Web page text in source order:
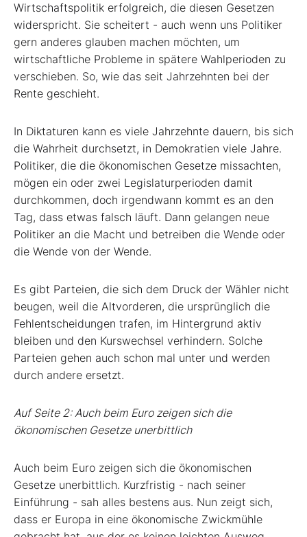
Wirtschaftspolitik erfolgreich, die diesen Gesetzen
widerspricht. Sie scheitert - auch wenn uns Politiker
gern anderes glauben machen möchten, um
wirtschaftliche Probleme in spätere Wahlperioden zu
verschieben. So, wie das seit Jahrzehnten bei der
Rente geschieht.
In Diktaturen kann es viele Jahrzehnte dauern, bis sich
die Wahrheit durchsetzt, in Demokratien viele Jahre.
Politiker, die die ökonomischen Gesetze missachten,
mögen ein oder zwei Legislaturperioden damit
durchkommen, doch irgendwann kommt es an den
Tag, dass etwas falsch läuft. Dann gelangen neue
Politiker an die Macht und betreiben die Wende oder
die Wende von der Wende.
Es gibt Parteien, die sich dem Druck der Wähler nicht
beugen, weil die Altvorderen, die ursprünglich die
Fehlentscheidungen trafen, im Hintergrund aktiv
bleiben und den Kurswechsel verhindern. Solche
Parteien gehen auch schon mal unter und werden
durch andere ersetzt.
Auf Seite 2: Auch beim Euro zeigen sich die
ökonomischen Gesetze unerbittlich
Auch beim Euro zeigen sich die ökonomischen
Gesetze unerbittlich. Kurzfristig - nach seiner
Einführung - sah alles bestens aus. Nun zeigt sich,
dass er Europa in eine ökonomische Zwickmühle